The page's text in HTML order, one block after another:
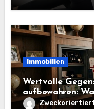
Immobilien
Wertvolle
aufbewahren: